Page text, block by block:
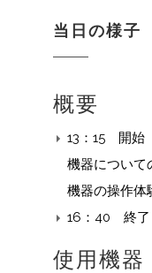
当日の様子
概要
13：15 開始
機器について
機器の操作体
16：40 終了
使用機器